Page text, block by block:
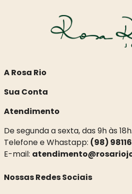
A Rosa Rio
Sua Conta
Atendimento
De segunda a sexta, das 9h às 18h.
Telefone e Whastapp: (98)
E-mail:
Nossas Redes Sociais